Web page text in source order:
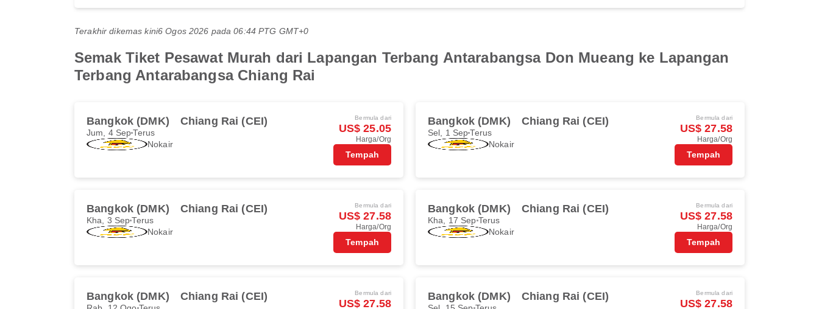
Terakhir dikemas kini6 Ogos 2026 pada 06:44 PTG GMT+0
Semak Tiket Pesawat Murah dari Lapangan Terbang Antarabangsa Don Mueang ke Lapangan
Terbang Antarabangsa Chiang Rai
Bangkok (DMK) Chiang Rai (CEI)
Jum, 4 SepTerus
Nokair
Bermula dari
US$ 25.05
Harga/Org
Tempah
Bangkok (DMK) Chiang Rai (CEI)
Sel, 1 SepTerus
Nokair
Bermula dari
US$ 27.58
Harga/Org
Tempah
Bangkok (DMK) Chiang Rai (CEI)
Kha, 3 SepTerus
Nokair
Bermula dari
US$ 27.58
Harga/Org
Tempah
Bangkok (DMK) Chiang Rai (CEI)
Kha, 17 Sep Terus
Nokair
Bermula dari
US$ 27.58
Harga/Org
Tempah
Bangkok (DMK) Chiang Rai (CEI) Bermula dari
US$ 27.58
Bangkok (DMK) Chiang Rai (CEI) Bermula dari
US$ 27.58